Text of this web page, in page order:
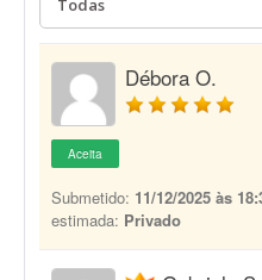
Débora O.
Aceita
Submetido: 11/12/2025 às
estimada: Privado